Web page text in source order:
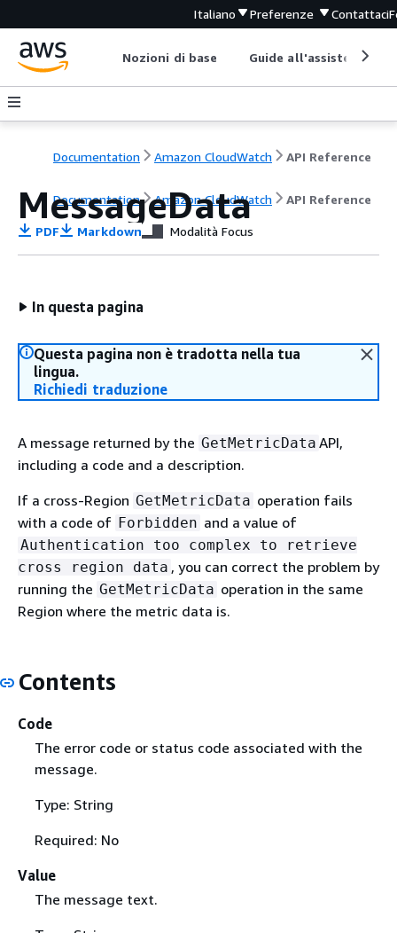
Italiano Preferenze Contattaci
Nozioni di base Guide all'assistenza
Documentation Amazon CloudWatch API Reference
Documentation Amazon CloudWatch API Reference
MessageData
PDF Markdown Modalità Focus
In questa pagina
Questa pagina non è tradotta nella tua
lingua.
Richiedi traduzione
A message returned by the GetMetricData API,
including a code and a description.
If a cross-Region GetMetricData operation fails
with a code of Forbidden and a value of
Authentication too complex to retrieve
cross region data , you can correct the problem by
running the GetMetricData operation in the same
Region where the metric data is.
Contents
Code
The error code or status code associated with the
message.
Type: String
Required: No
Value
The message text.